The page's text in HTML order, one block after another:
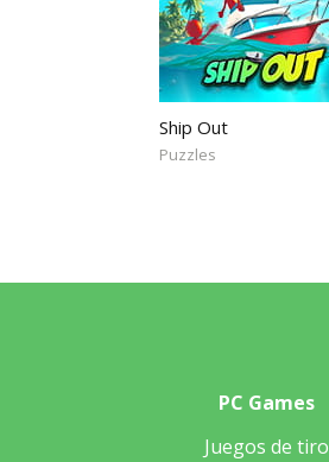
Ship Out
Puzzles
PC Games
Juegos de tiro